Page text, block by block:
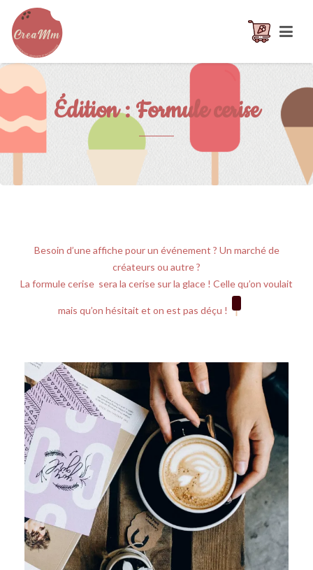
Édition : Formule cerise
Besoin d’une affiche pour un événement ? Un marché de
créateurs ou autre ?
La formule cerise sera la cerise sur la glace ! Celle qu’on voulait
mais qu’on hésitait et on est pas déçu !